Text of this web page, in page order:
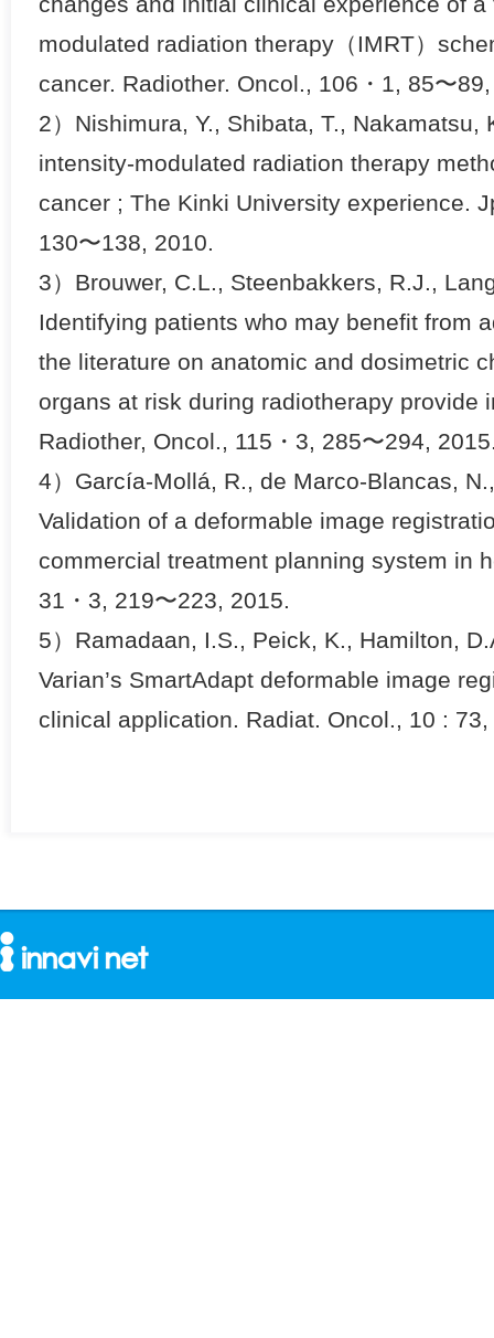
modulated radiation therapy（IMRT）
cancer. Radiother. Oncol., 106・1, 85〜
2）Nishimura, Y., Shibata, T., Nakamatsu,
intensity-modulated radiation therapy
cancer ; The Kinki University experience.
130〜138, 2010.
3）Brouwer, C.L., Steenbakkers, R.J.,
Identifying patients who may benefit from
the literature on anatomic and dosimetric
organs at risk during radiotherapy provide
Radiother, Oncol., 115・3, 285〜294,
4）García-Mollá, R., de Marco-Blancas,
Validation of a deformable image
commercial treatment planning system in
31・3, 219〜223, 2015.
5）Ramadaan, I.S., Peick, K., Hamilton,
Varian’s SmartAdapt deformable image
clinical application. Radiat. Oncol., 10 :